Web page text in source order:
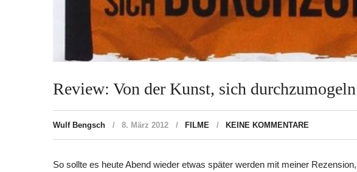
Review: Von der Kunst, sich
Wulf Bengsch 8. März 2012 FILME KEINE KOMMENTARE
So sollte es heute Abend wieder etwas später werden mit meiner